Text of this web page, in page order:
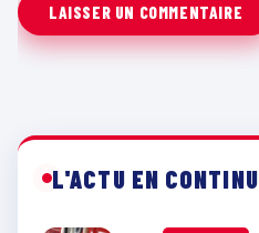
L'ACTU EN CONTINU